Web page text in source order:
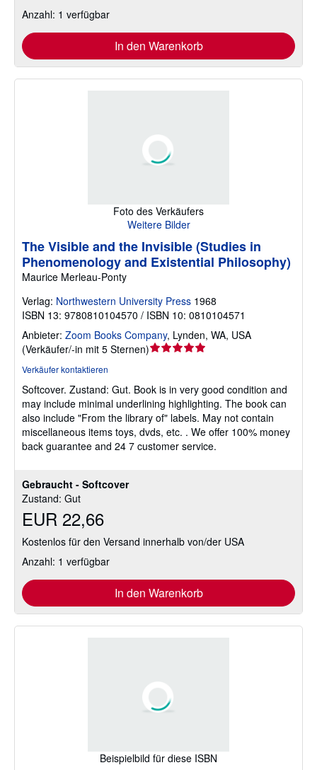
Anzahl: 1 verfügbar
In den Warenkorb
Foto des Verkäufers
Weitere Bilder
Gebraucht - Softcover
Zustand: Gut
EUR 22,66
Kostenlos für den Versand innerhalb von/der USA
Anzahl: 1 verfügbar
In den Warenkorb
The Visible and the Invisible (Studies in
Phenomenology and Existential Philosophy)
Maurice Merleau-Ponty
Verlag: Northwestern University Press 1968
ISBN 13: 9780810104570 / ISBN 10: 0810104571
Anbieter: Zoom Books Company, Lynden, WA, USA
(Verkäufer/-in mit 5 Sternen)Verkäuferbewertung
5
Sternen
Verkäufer kontaktieren
Softcover. Zustand: Gut. Book is in very good condition and
may include minimal underlining highlighting. The book can
also include "From the library of" labels. May not contain
miscellaneous items toys, dvds, etc. . We offer 100% money
back guarantee and 24 7 customer service.
Beispielbild für diese ISBN